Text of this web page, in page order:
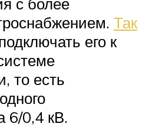
Так
его к
то есть
6/0,4 кВ.